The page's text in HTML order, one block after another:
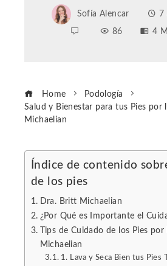
Sofía Alencar
7
86
4
Home
Podología
Salud y Bienestar para tus Pies por
Michaelian
Índice de contenido
de los pies
Dra. Britt Michaelian
¿Por Qué es Importante el
Tips de Cuidado de los Pies
Michaelian
1. Lava y Seca Bien tus Pies